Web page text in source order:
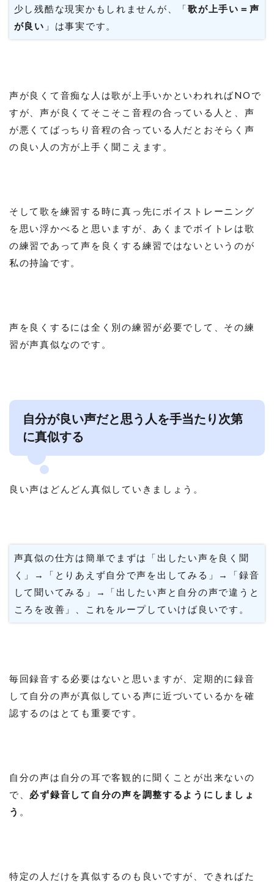
少し残酷な現実かもしれませんが、「歌が上手い＝声
が良い 」は事実です。
声が良くて音痴な人は歌が上手いかといわれればNOで
すが、声が良くてそこそこ音程の合っている人と、声
が悪くてばっちり音程の合っている人だとおそらく声
の良い人の方が上手く聞こえます。
そして歌を練習する時に真っ先にボイストレーニング
を思い浮かべると思いますが、あくまでボイトレは歌
の練習であって声を良くする練習ではないというのが
私の持論です。
声を良くするには全く別の練習が必要でして、その練
習が声真似なのです。
自分が良い声だと思う人を手当たり次第
に真似する
良い声はどんどん真似していきましょう。
声真似の仕方は簡単でまずは「出したい声を良く聞
く」→「とりあえず自分で声を出してみる」→「録音
して聞いてみる」→「出したい声と自分の声で違うと
ころを改善」、これをループしていけば良いです。
毎回録音する必要はないと思いますが、定期的に録音
して自分の声が真似している声に近づいているかを確
認するのはとても重要です。
自分の声は自分の耳で客観的に聞くことが出来ないの
で、 必ず録音して自分の声を調整するようにしましょ
う 。
特定の人だけを真似するのも良いですが、できればた